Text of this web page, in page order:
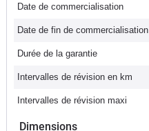
Date de commercialisation
Date de fin de commercialisation
Durée de la garantie
Intervalles de révision en km
Intervalles de révision maxi
Dimensions